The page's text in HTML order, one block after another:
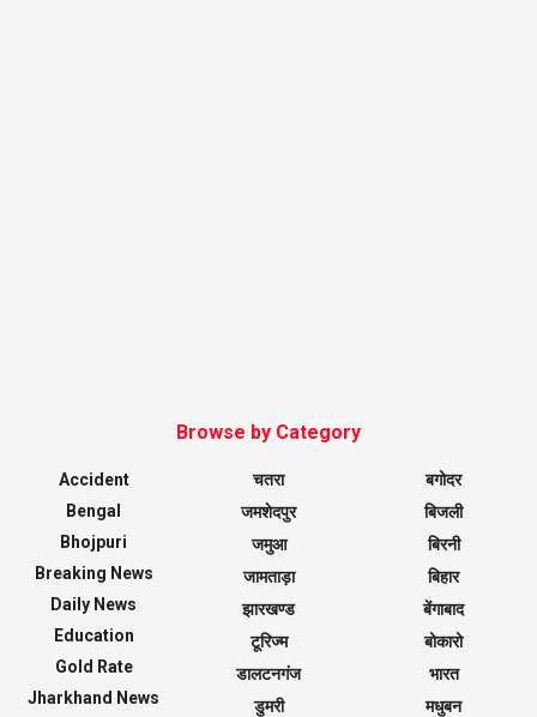
Browse by Category
Accident
Bengal
Bhojpuri
Breaking News
Daily News
Education
Gold Rate
Jharkhand News
चतरा
जमशेदपुर
जमुआ
जामताड़ा
झारखण्ड
टूरिज्म
डालटनगंज
डुमरी
बगोदर
बिजली
बिरनी
बिहार
बेंगाबाद
बोकारो
भारत
मधुबन